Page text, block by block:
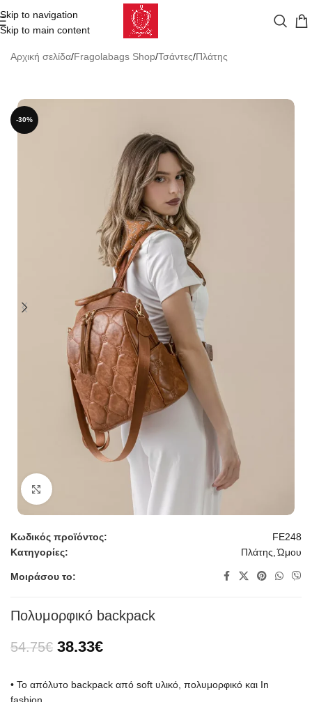
Skip to navigation
Skip to main content
Αρχική σελίδα/Fragolabags Shop/Τσάντες/Πλάτης
-30%
Κλικ για μεγέθυνση
Κωδικός προϊόντος:
FE248
Κατηγορίες:
Πλάτης Ώμου
Μοιράσου το:
Πολυμορφικό backpack
54.75€ 38.33€
• Το απόλυτο backpack από soft υλικό, πολυμορφικό και In